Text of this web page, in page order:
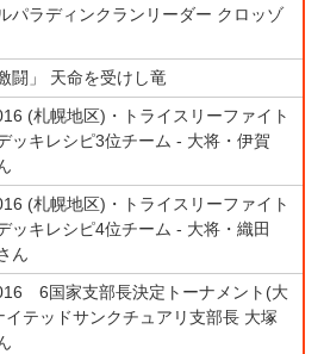
パラディンクランリーダー クロッゾ
闘」 天命を受けし竜
(札幌地区)・トライスリーファイト
ッキレシピ3位チーム - 大将・伊賀
(札幌地区)・トライスリーファイト
ッキレシピ4位チーム - 大将・織田
ん
6国家支部長決定トーナメント(大
イテッドサンクチュアリ支部長 大塚